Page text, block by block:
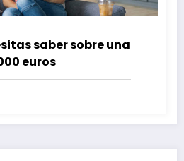
saber sobre una
euros